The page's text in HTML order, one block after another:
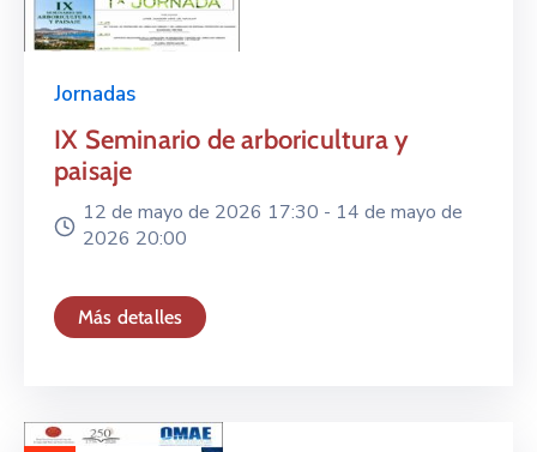
Jornadas
IX Seminario de arboricultura y
paisaje
12 de mayo de 2026 17:30 - 14 de mayo de
2026 20:00
Más detalles